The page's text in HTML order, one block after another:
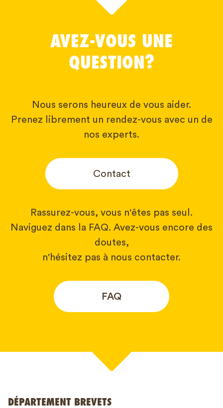
AVEZ-VOUS UNE
QUESTION?
Nous serons heureux de vous aider.
Prenez librement un rendez-vous avec un de
nos experts.
Contact
Rassurez-vous, vous n'êtes pas seul.
Naviguez dans la FAQ. Avez-vous encore des
doutes,
n'hésitez pas à nous contacter.
FAQ
DÉPARTEMENT BREVETS